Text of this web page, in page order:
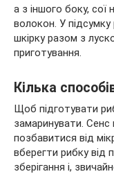
а з іншого боку, сої
волокон. У
шкірку разом з
приготування.
Кілька
Щоб підготувати
замаринувати. Сенс
позбавитися від
вберегти рибку від
зберігання і,